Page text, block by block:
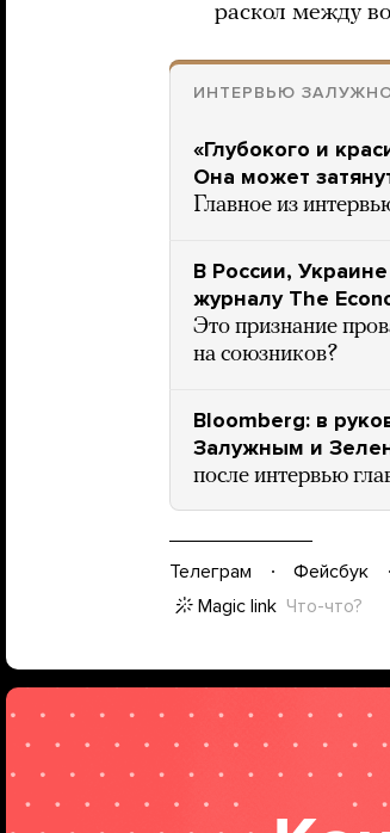
раскол между
ИНТЕРВЬЮ
«Глубокого и
Она может
Главное из
В России,
журналу The
Это признание
на союзников?
Bloomberg: в
Залужным и
после интервью
Телеграм Фейсбук
Magic link Что-что?